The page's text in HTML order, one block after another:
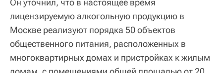
Он уточнил, что в настоящее время
лицензируемую алкогольную продукцию в
Москве реализуют порядка 50 объектов
общественного питания, расположенных в
многоквартирных домах и пристройках к жилым